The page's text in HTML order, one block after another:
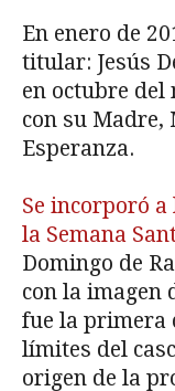
En enero de
titular: Jesús
en octubre del
con su Madre,
Esperanza.
Se incorporó
la Semana
Domingo de
con la imagen
fue la primera
límites del
origen de la